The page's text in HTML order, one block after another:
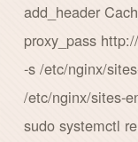
add_header
proxy_pass
-s /etc/nginx/
/etc/nginx/sites-
sudo systemctl